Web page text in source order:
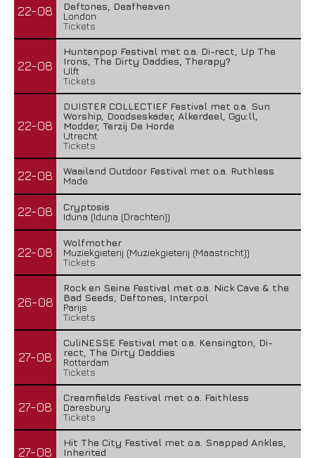
22-08
Deftones, Deafheaven
London
Tickets
22-08
Huntenpop Festival met o.a. Di-rect, Up The
Irons, The Dirty Daddies, Therapy?
Ulft
Tickets
22-08
DUISTER COLLECTIEF Festival met o.a. Sun
Worship, Doodseskader, Alkerdeel, Ggu:ll,
Modder, Terzij De Horde
Utrecht
Tickets
22-08
Waailand Outdoor Festival met o.a. Ruthless
Made
22-08
Cryptosis
Iduna (Iduna (Drachten))
22-08
Wolfmother
Muziekgieterij (Muziekgieterij (Maastricht))
Tickets
26-08
Rock en Seine Festival met o.a. Nick Cave & the
Bad Seeds, Deftones, Interpol
Parijs
Tickets
27-08
CuliNESSE Festival met o.a. Kensington, Di-
rect, The Dirty Daddies
Rotterdam
Tickets
27-08
Creamfields Festival met o.a. Faithless
Daresbury
Tickets
27-08
Hit The City Festival met o.a. Snapped Ankles,
Inherited